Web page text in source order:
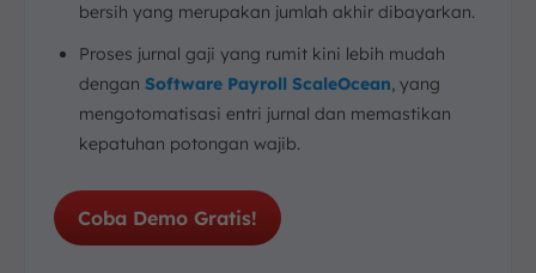
bersih yang merupakan jumlah akhir dibayarkan.
Proses jurnal gaji yang rumit kini lebih mudah
dengan Software Payroll ScaleOcean, yang
mengotomatisasi entri jurnal dan memastikan
kepatuhan potongan wajib.
Coba Demo Gratis!